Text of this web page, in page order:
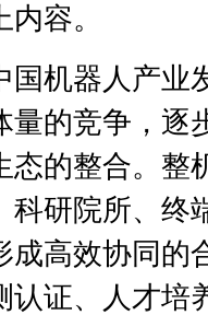
容。
机器人产业
量的竞争，逐
态的整合。整
科研院所、终
成高效协同的
认证、人才培